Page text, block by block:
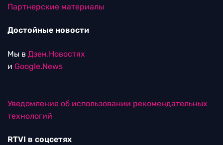
Партнерские материалы
Достойные новости
Мы в Дзен.Новостях
и Google.News
Уведомление об использовании рекомендательных
технологий
RTVI в соцсетях